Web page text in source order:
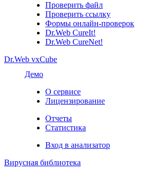
Проверить файл
Проверить ссылку
Формы онлайн-проверок
Dr.Web CureIt!
Dr.Web CureNet!
Dr.Web vxCube
Демо
О сервисе
Лицензирование
Отчеты
Статистика
Вход в анализатор
Вирусная библиотека